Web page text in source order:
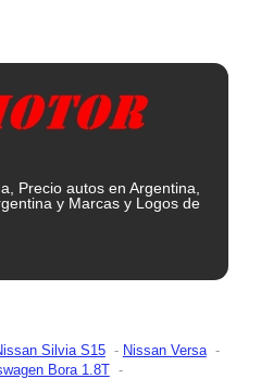
Precio autos en Argentina,
y Marcas y Logos de
Silvia S15
Nissan Versa
Bora 1.8T